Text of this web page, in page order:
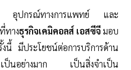
อุปกรณ์ทางการแพทย์ และ
ทางธุรกิจเคมิคอลส์ เอสซีจี มอบ
งนี้ มีประโยชน์ต่อการบริการด้าน
เป็นอย่างมาก เป็นสิ่งจำเป็น